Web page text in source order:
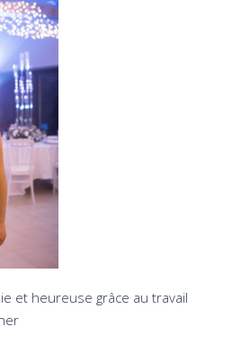
et heureuse grâce au travail